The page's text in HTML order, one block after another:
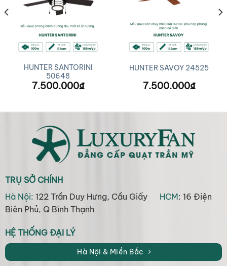
HUNTER SANTORINI
50648
7.500.000₫
HUNTER SAVOY 24525
7.500.000₫
TRỤ SỞ CHÍNH
Hà Nội: 122 Trần Duy Hưng, Cầu Giấy HCM: 16 Điện
Biên Phủ, Q Bình Thạnh
HỆ THỐNG ĐẠI LÝ
Hà Nội & Miền Bắc